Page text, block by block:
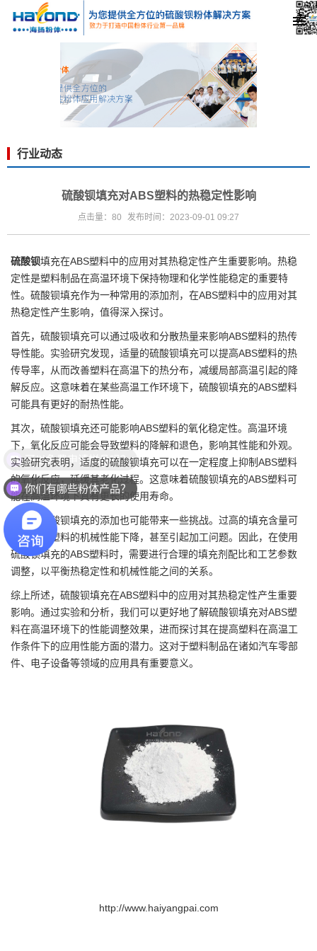
行业动态
硫酸钡填充对ABS塑料的热稳定性影响
点击量：80 发布时间：2023-09-01 09:27
硫酸钡填充在ABS塑料中的应用对其热稳定性产生重要影响。热稳
定性是塑料制品在高温环境下保持物理和化学性能稳定的重要特
性。 硫酸钡填充作为一种常用的添加剂，在ABS塑料中的应用对其
热稳定性产生影响，值得深入探讨。
首先， 硫酸钡填充可以通过吸收和分散热量来影响ABS塑料的热传
导性能。实验研究发现，适量的硫酸钡填充可以提高ABS塑料的热
传导率，从而改善塑料在高温下的热分布，减缓局部高温引起的降
解反应。这意味着在某些高温工作环境下，硫酸钡填充的ABS塑料
可能具有更好的耐热性能。
其次，硫酸钡填充还可能影响ABS塑料的氧化稳定性。高温环境
下，氧化反应可能会导致塑料的降解和退色，影响其性能和外观。
实验研究表明，适度的硫酸钡填充可以在一定程度上抑制ABS塑料
的氧化反应，延缓其老化过程。这意味着硫酸钡填充的ABS塑料可
能在高温环境下具有更长的使用寿命。
然而，硫酸钡填充的添加也可能带来一些挑战。过高的填充含量可
能会导致塑料的机械性能下降，甚至引起加工问题。因此，在使用
硫酸钡填充的ABS塑料时，需要进行合理的填充剂配比和工艺参数
调整，以平衡热稳定性和机械性能之间的关系。
综上所述，硫酸钡填充在ABS塑料中的应用对其热稳定性产生重要
影响。通过实验和分析，我们可以更好地了解硫酸钡填充对ABS塑
料在高温环境下的性能调整效果，进而探讨其在提高塑料在高温工
作条件下的应用性能方面的潜力。这对于塑料制品在诸如汽车零部
件、电子设备等领域的应用具有重要意义。
http://www.haiyangpai.com
你们有哪些粉体产品？
可以免费申请样品吗？